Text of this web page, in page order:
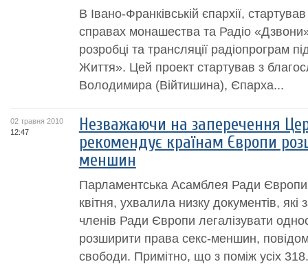
В Івано-Франківській єпархії,
справах монашества та Радіо
розробці та трансляції радіопрограм
Життя». Цей проект стартував з
Володимира (Війтишина), Єпарха...
02 травня 2010
12:47
Незважаючи на заперечення
рекомендує країнам Європи
меншин
Парламентська Асамблея Ради Європи
квітня, ухвалила низку документів,
членів Ради Європи легалізувати
розширити права секс-меншин,
свободи. Примітно, що з поміж усіх